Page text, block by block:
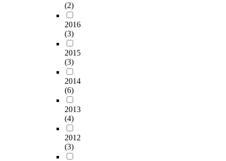
(2)
2016
(3)
2015
(3)
2014
(6)
2013
(4)
2012
(3)